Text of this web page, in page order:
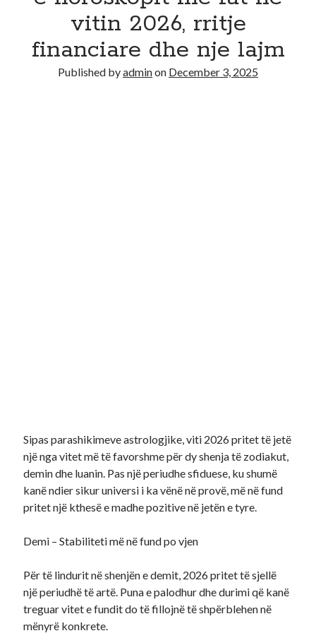
vitin 2026, rritje
financiare dhe nje lajm
Published byadminon December 3, 2025
Sipas parashikimeve astrologjike, viti 2026 pritet të jetë
një nga vitet më të favorshme për dy shenja të zodiakut,
demin dhe luanin. Pas një periudhe sfiduese, ku shumë
kanë ndier sikur universi i ka vënë në provë, më në fund
pritet një kthesë e madhe pozitive në jetën e tyre.
Demi – Stabiliteti më në fund po vjen
Për të lindurit në shenjën e demit, 2026 pritet të sjellë
një periudhë të artë. Puna e palodhur dhe durimi që kanë
treguar vitet e fundit do të fillojnë të shpërblehen në
mënyrë konkrete.